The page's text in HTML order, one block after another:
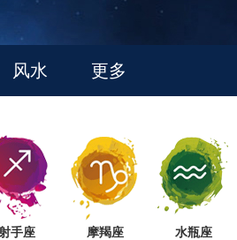
风水 更多
手座 摩羯座 水瓶座